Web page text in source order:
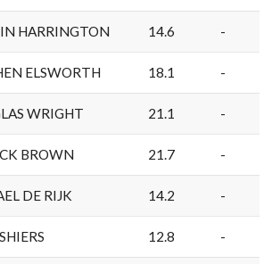
HARRINGTON 14.6 -
ELSWORTH 18.1 -
WRIGHT 21.1 -
BROWN 21.7 -
DE RIJK 14.2 -
12.8 -